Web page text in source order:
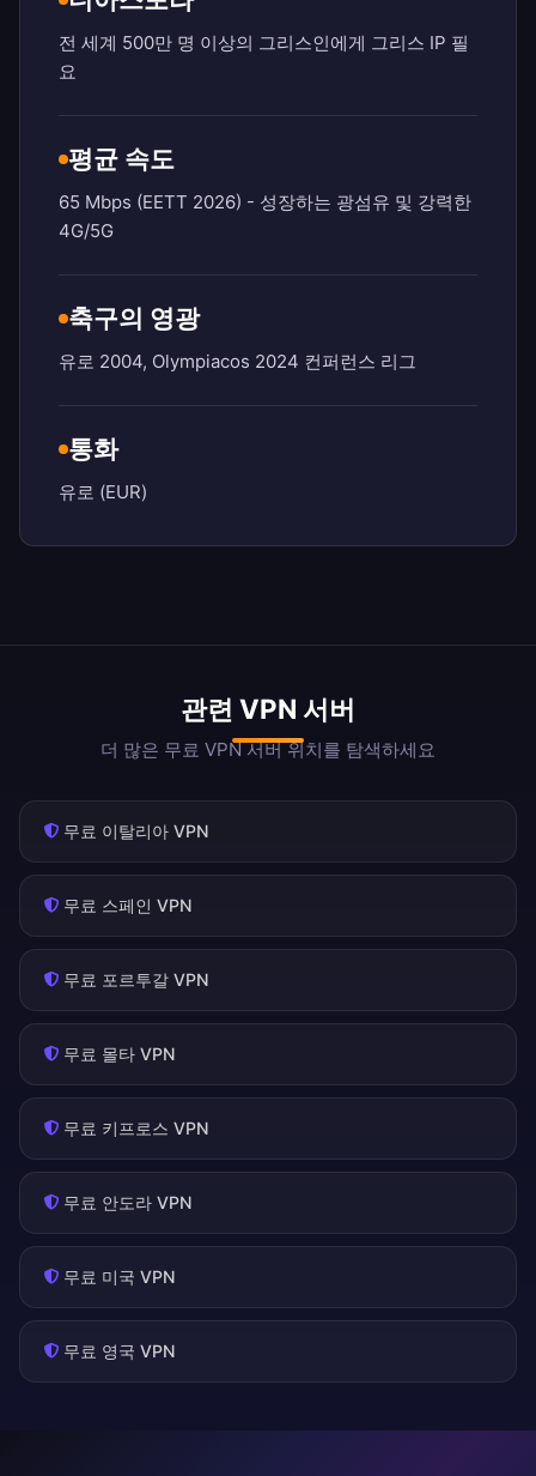
전 세계 500만 명 이상의 그리스인에게 그리스 IP 필
요
평균 속도
65 Mbps (EETT 2026) - 성장하는 광섬유 및 강력한
4G/5G
축구의 영광
유로 2004, Olympiacos 2024 컨퍼런스 리그
통화
유로 (EUR)
관련 VPN 서버
더 많은 무료 VPN 서버 위치를 탐색하세요
무료 이탈리아 VPN
무료 스페인 VPN
무료 포르투갈 VPN
무료 몰타 VPN
무료 키프로스 VPN
무료 안도라 VPN
무료 미국 VPN
무료 영국 VPN